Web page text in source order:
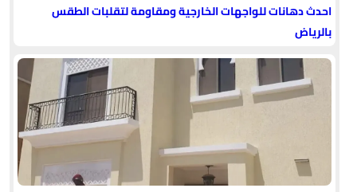
احدث دهانات للواجهات الخارجية ومقاومة لتقلبات الطقس
بالرياض